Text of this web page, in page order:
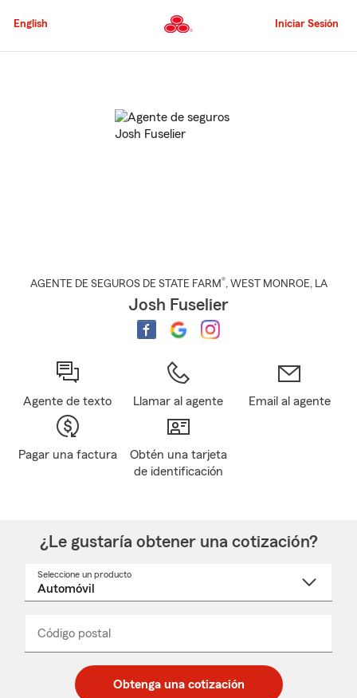
al
principal
English Iniciar Sesión
AGENTE DE SEGUROS DE STATE FARM®, WEST MONROE, LA
Josh Fuselier
Agente de texto Llamar al agente Email al agente
Pagar una factura
Obtén una tarjeta
de identificación
¿Le gustaría obtener una cotización?
Seleccione un producto
desplegable
Código postal
de
de
_____
Obtenga una cotización